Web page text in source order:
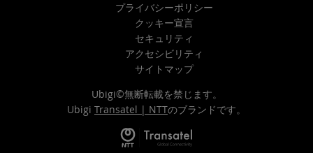
プライバシーポリシー
クッキー宣言
セキュリティ
アクセシビリティ
サイトマップ
Ubigi©無断転載を禁じます。
Ubigi Transatel | NTTのブランドです。